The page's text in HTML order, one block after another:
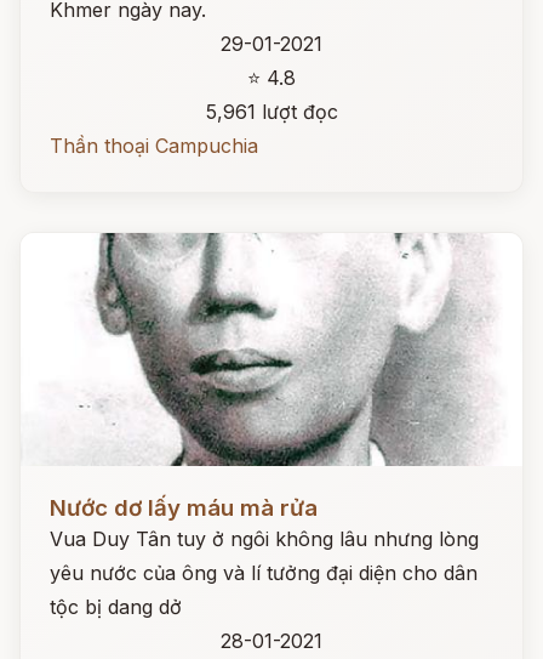
Khmer ngày nay.
29-01-2021
⭐ 4.8
5,961 lượt đọc
Thần thoại Campuchia
Nước dơ lấy máu mà rửa
Vua Duy Tân tuy ở ngôi không lâu nhưng lòng
yêu nước của ông và lí tưởng đại diện cho dân
tộc bị dang dở
28-01-2021